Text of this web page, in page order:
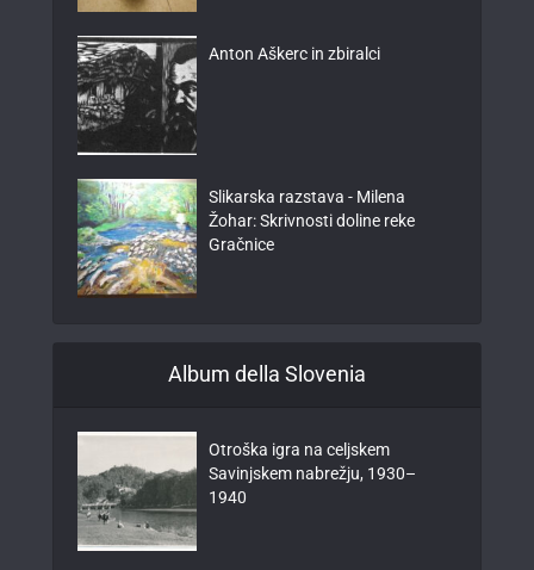
Anton Aškerc in zbiralci
Slikarska razstava - Milena
Žohar: Skrivnosti doline reke
Gračnice
Album della Slovenia
Otroška igra na celjskem
Savinjskem nabrežju, 1930–
1940